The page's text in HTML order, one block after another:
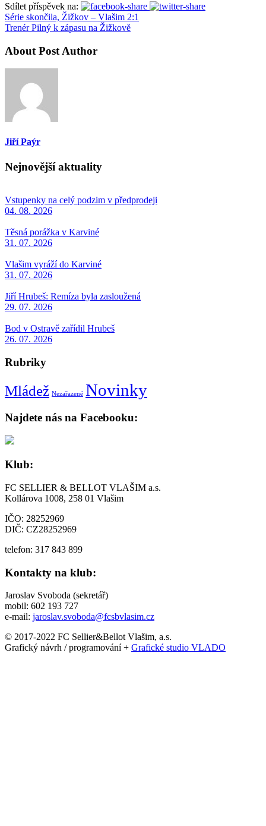
Sdílet příspěvek na:
Série skončila, Žižkov – Vlašim 2:1
Trenér Pilný k zápasu na Žižkově
About Post Author
Jiří Paýr
Nejnovější aktuality
Vstupenky na celý podzim v předprodeji
04. 08. 2026
Těsná porážka v Karviné
31. 07. 2026
Vlašim vyráží do Karviné
31. 07. 2026
Jiří Hrubeš: Remíza byla zasloužená
29. 07. 2026
Bod v Ostravě zařídil Hrubeš
26. 07. 2026
Rubriky
Mládež Nezařazené Novinky
Najdete nás na Facebooku:
Klub:
FC SELLIER & BELLOT VLAŠIM a.s.
Kollárova 1008, 258 01 Vlašim
IČO: 28252969
DIČ: CZ28252969
telefon: 317 843 899
Kontakty na klub:
Jaroslav Svoboda (sekretář)
mobil: 602 193 727
e-mail: jaroslav.svoboda@fcsbvlasim.cz
© 2017-2022 FC Sellier&Bellot Vlašim, a.s.
Grafický návrh / programování + Grafické studio VLADO